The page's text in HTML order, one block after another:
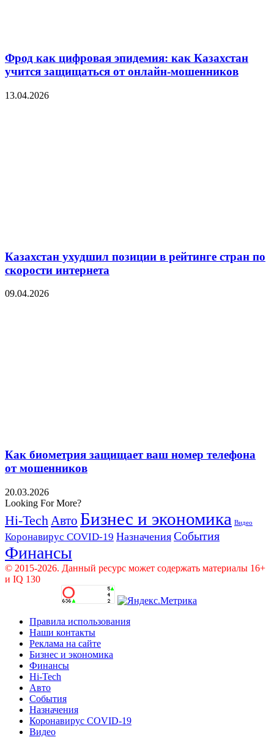
Фрод как цифровая эпидемия: как Казахстан
учится защищаться от онлайн-мошенников
13.04.2026
Казахстан ухудшил позиции в рейтинге стран по
скорости интернета
09.04.2026
Как биометрия защищает ваш номер телефона
от мошенников
20.03.2026
Looking For More?
Hi-Tech Авто Бизнес и экономика Видео
Коронавирус COVID-19 Назначения События
Финансы
© 2015-2026. Данный ресурс может содержать материалы 16+
и IQ 130
Правила использования
Наши контакты
Реклама на сайте
Бизнес и экономика
Финансы
Hi-Tech
Авто
События
Назначения
Коронавирус COVID-19
Видео